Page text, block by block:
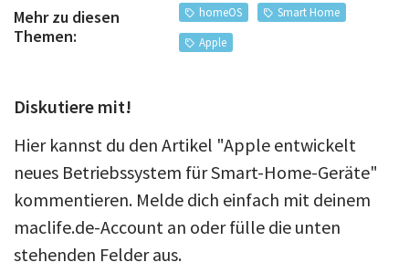
Mehr zu diesen
Themen:
homeOS
Smart Home
Apple
Diskutiere mit!
Hier kannst du den Artikel "Apple entwickelt
neues Betriebssystem für Smart-Home-Geräte"
kommentieren. Melde dich einfach mit deinem
maclife.de-Account an oder fülle die unten
stehenden Felder aus.